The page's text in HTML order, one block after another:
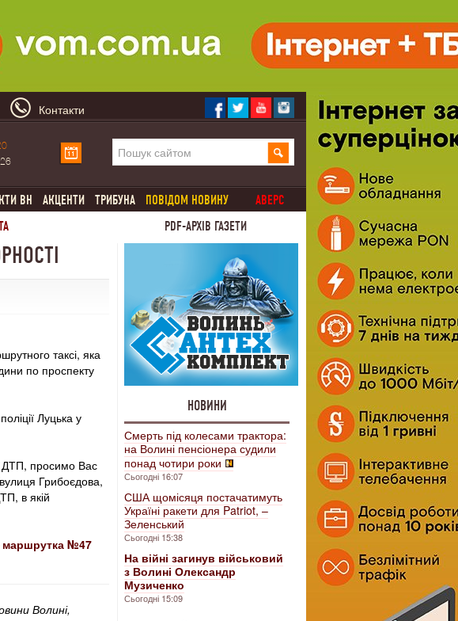
Контакти
ВН АКЦЕНТИ ТРИБУНА ПОВІДОМ НОВИНУ
АВЕРС
PDF-АРХІВ ГАЗЕТИ
таксі, яка
по проспекту
Луцька у
ДТП, просимо Вас
Грибоєдова,
в якій
маршрутка №47
Волині,
НОВИНИ
Смерть під колесами трактора:
на Волині пенсіонера судили
понад чотири роки
Сьогодні 16:07
США щомісяця постачатимуть
Україні ракети для Patriot, –
Зеленський
Сьогодні 15:38
На війні загинув військовий
з Волині Олександр
Музиченко
Сьогодні 15:09